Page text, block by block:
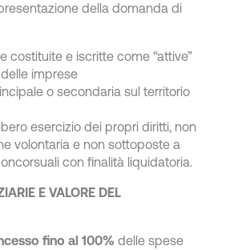
della domanda di
costituite e iscritte come “attive”
imprese
o secondaria sul territorio
esercizio dei propri diritti, non
volontaria e non sottoposte a
con finalità liquidatoria.
E VALORE DEL
fino al 100% delle spese